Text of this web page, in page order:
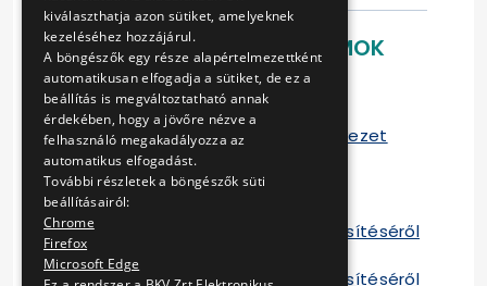
LETÖLTHETŐ DOKUMENTUMOK
Ajánlati felhívás
Ajánlati
dokumentáció+szerződéstervezet
Mellékletek 1
Mellékletek 2
Szerződés
Tájékoztató a szerződés teljesítéséről
2014
Tájékoztató a szerződés teljesítéséről
kiválaszthatja azon sütiket, amelyeknek
kezeléséhez hozzájárul.
A böngészők egy része alapértelmezettként
automatikusan elfogadja a sütiket, de ez a
beállítás is megváltoztatható annak
érdekében, hogy a jövőre nézve a
felhasználó megakadályozza az
automatikus elfogadást.
További részletek a böngészők süti
beállításairól:
Chrome
Firefox
Microsoft Edge